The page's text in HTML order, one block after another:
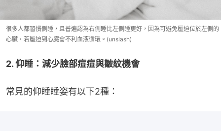
很多人都習慣側睡，且普遍認為右側睡比左側睡更好，因為可避免壓迫位於左側的
心臟，若壓迫到心臟會不利血液循環。(unslash)
2. 仰睡：減少臉部痘痘與皺紋機會
常見的仰睡睡姿有以下2種：